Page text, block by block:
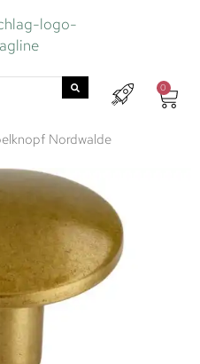
0
Nordwalde